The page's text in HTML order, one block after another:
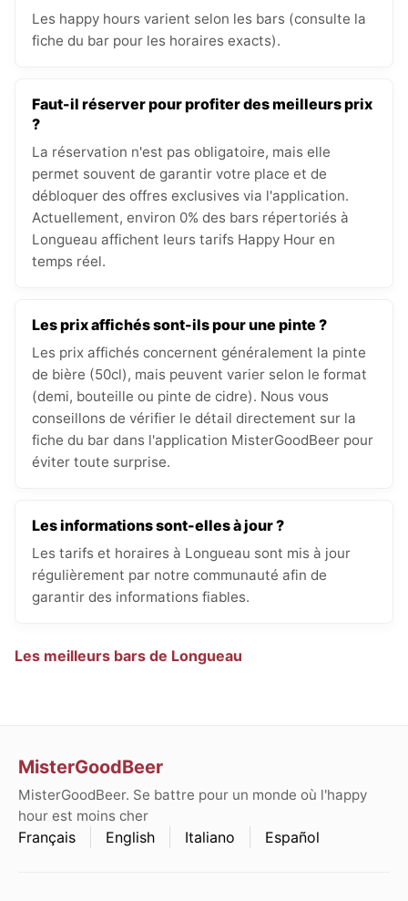
Les happy hours varient selon les bars (consulte la
fiche du bar pour les horaires exacts).
Faut-il réserver pour profiter des meilleurs prix
?
La réservation n'est pas obligatoire, mais elle
permet souvent de garantir votre place et de
débloquer des offres exclusives via l'application.
Actuellement, environ 0% des bars répertoriés à
Longueau affichent leurs tarifs Happy Hour en
temps réel.
Les prix affichés sont-ils pour une pinte ?
Les prix affichés concernent généralement la pinte
de bière (50cl), mais peuvent varier selon le format
(demi, bouteille ou pinte de cidre). Nous vous
conseillons de vérifier le détail directement sur la
fiche du bar dans l'application MisterGoodBeer pour
éviter toute surprise.
Les informations sont-elles à jour ?
Les tarifs et horaires à Longueau sont mis à jour
régulièrement par notre communauté afin de
garantir des informations fiables.
Les meilleurs bars de Longueau
MisterGoodBeer
MisterGoodBeer. Se battre pour un monde où l'happy
hour est moins cher
Français English Italiano Español